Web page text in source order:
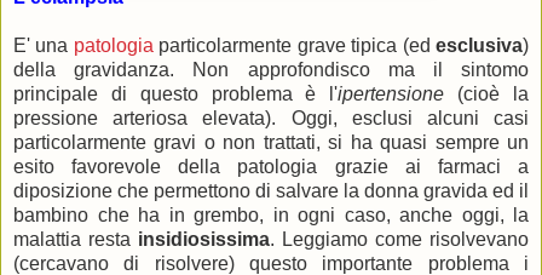
E' una patologia particolarmente grave tipica (edesclusiva)
della gravidanza. Non approfondisco ma il sintomo
principale di questo problema è l'ipertensione (cioè la
pressione arteriosa elevata). Oggi, esclusi alcuni casi
particolarmente gravi o non trattati, si ha quasi sempre un
esito favorevole della patologia grazie ai farmaci a
diposizione che permettono di salvare la donna gravida ed il
bambino che ha in grembo, in ogni caso, anche oggi, la
malattia resta insidiosissima. Leggiamo come risolvevano
(cercavano di risolvere) questo importante problema i